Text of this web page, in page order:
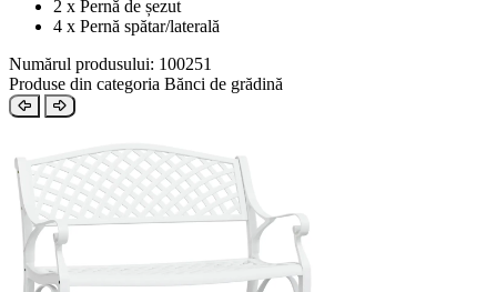
2 x Pernă de șezut
4 x Pernă spătar/laterală
Numărul produsului: 100251
Produse din categoria Bănci de grădină